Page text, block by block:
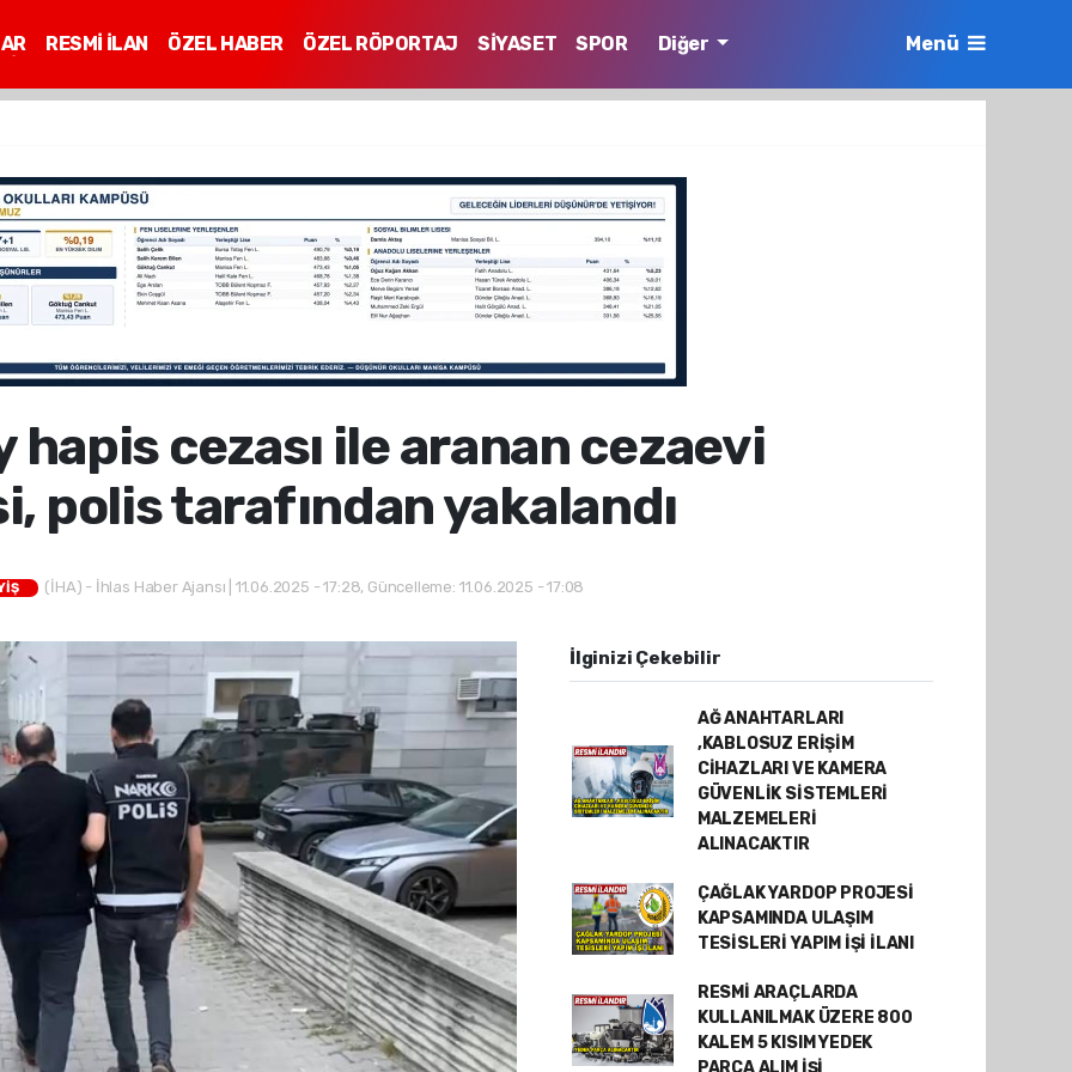
RESMİ İLAN ÖZEL HABER ÖZEL RÖPORTAJ SİYASET
SPOR
Diğer Menü
hapis cezası ile aranan cezaevi
polis tarafından yakalandı
(İHA) - İhlas Haber Ajansı | 11.06.2025 - 17:28, Güncelleme: 11.06.2025 - 17:08
İlginizi Çekebilir
AĞ ANAHTARLARI
,KABLOSUZ ERİŞİM
CİHAZLARI VE KAMERA
GÜVENLİK SİSTEMLERİ
MALZEMELERİ
ALINACAKTIR
ÇAĞLAK YARDOP PROJESİ
KAPSAMINDA ULAŞIM
TESİSLERİ YAPIM İŞİ İLANI
RESMİ ARAÇLARDA
KULLANILMAK ÜZERE 800
KALEM 5 KISIM YEDEK
PARÇA ALIM İŞİ